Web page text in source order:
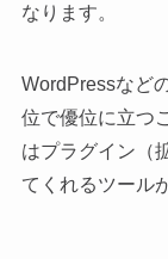
なります。
WordPressなど
位で優位に立つ
はプラグイン（
てくれるツール